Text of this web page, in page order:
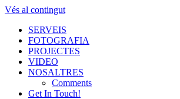
Vés al contingut
SERVEIS
FOTOGRAFIA
PROJECTES
VIDEO
NOSALTRES
Comments
Get In Touch!